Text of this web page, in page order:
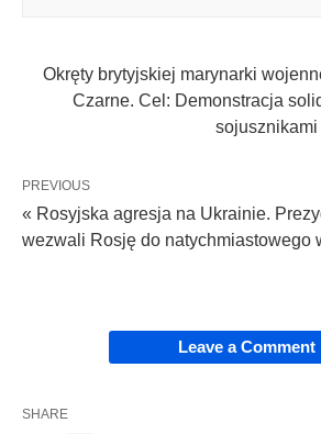
Okręty brytyjskiej marynarki
Czarne. Cel: Demonstracja
PREVIOUS
« Rosyjska agresja na Ukrainie.
wezwali Rosję do natychmiastowego
Leave a Comment
SHARE